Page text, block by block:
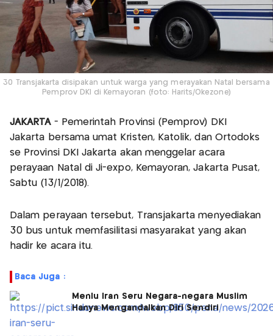
30 Transjakarta disipakan untuk warga yang merayakan Natal bersama
Pemprov DKI di Kemayoran (foto: Harits/Okezone)
JAKARTA - Pemerintah Provinsi (Pemprov) DKI
Jakarta bersama umat Kristen, Katolik, dan Ortodoks
se Provinsi DKI Jakarta akan menggelar acara
perayaan Natal di Ji-expo, Kemayoran, Jakarta Pusat,
Sabtu (13/1/2018).
Dalam perayaan tersebut, Transjakarta menyediakan
30 bus untuk memfasilitasi masyarakat yang akan
hadir ke acara itu.
Baca Juga :
Menlu Iran Seru Negara-negara Muslim
Hanya Mengandalkan Diri Sendiri